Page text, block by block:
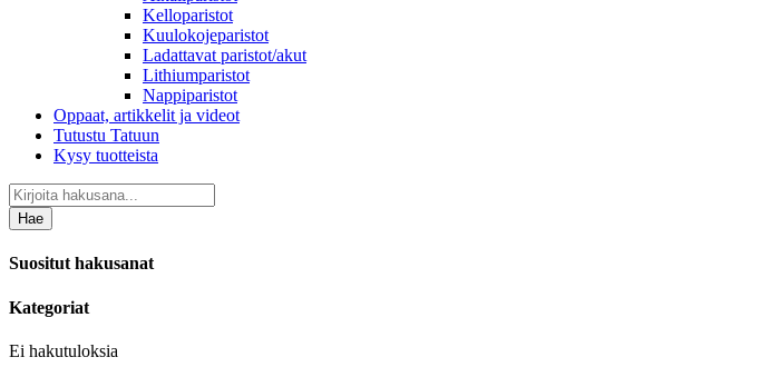
Kelloparistot
Kuulokojeparistot
Ladattavat paristot/akut
Lithiumparistot
Nappiparistot
Oppaat, artikkelit ja videot
Tutustu Tatuun
Kysy tuotteista
Hae
Suositut hakusanat
Kategoriat
Ei hakutuloksia